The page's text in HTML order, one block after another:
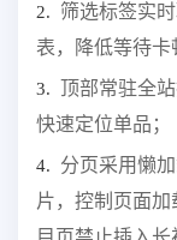
2.
筛选标签实
表，降低等待卡
3.
顶部常驻全
快速定位单品；
4.
分页采用懒
片，控制页面